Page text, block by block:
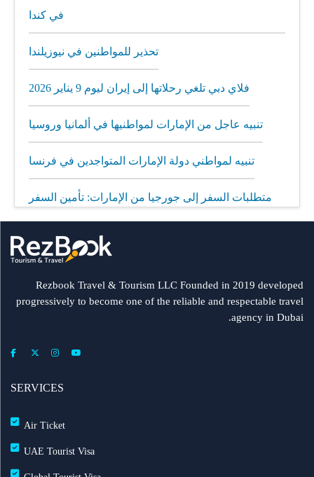
في كندا
تحذير للمواطنين في نيوزيلندا
فلاي دبي تلغي رحلاتها إلى إيران ليوم 9 يناير 2026
تنبيه عاجل من الإمارات لمواطنيها في ألمانيا وروسيا
تنبيه لمواطني دولة الإمارات المتواجدين في فرنسا
متطلبات السفر إلى جورجيا من الإمارات: تأمين السفر
إلزامي
مطار الشارقة يطلق رحلات مباشرة إلى ميونيخ عبر
فلاي دبي: تأخير بعض الرحلات بسبب الأحوال الجوية
عرض طيران الإمارات إلى دبي | عشاء بحري وزيارة فنية
طيران الإمارات تشغّل رحلاتها إلى بغداد
Rezbook Travel & Tourism LLC Founded in 2019 developed
progressively to become one of the reliable and respectable travel
agency in Dubai.
SERVICES
Air Ticket
UAE Tourist Visa